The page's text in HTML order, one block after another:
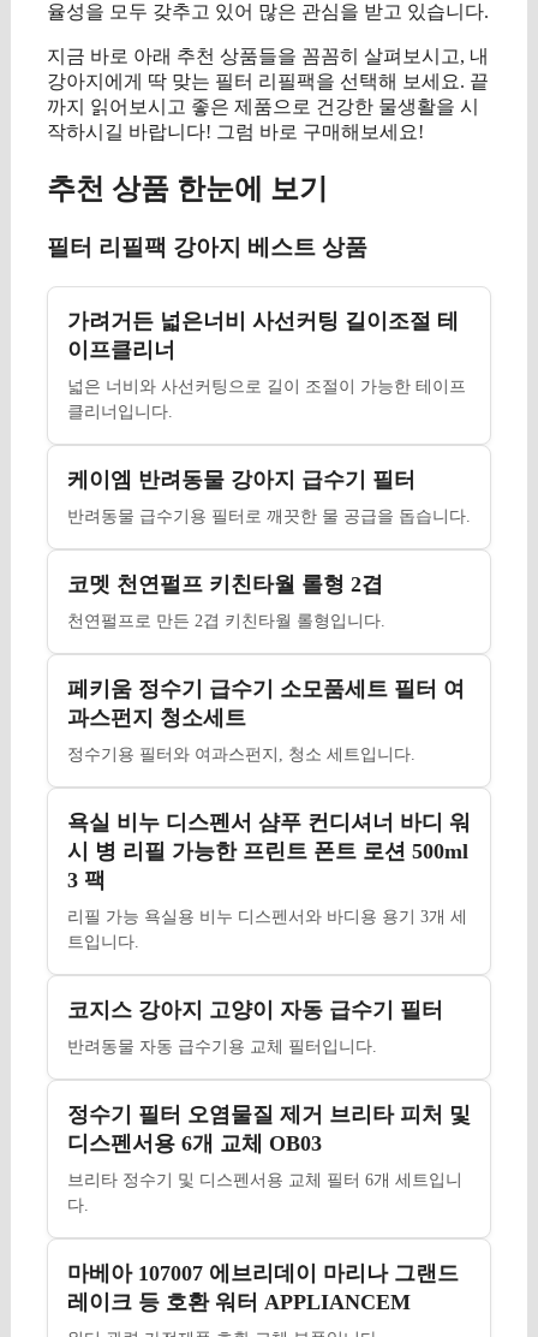
율성을 모두 갖추고 있어 많은 관심을 받고 있습니다.
지금 바로 아래 추천 상품들을 꼼꼼히 살펴보시고, 내
강아지에게 딱 맞는 필터 리필팩을 선택해 보세요. 끝
까지 읽어보시고 좋은 제품으로 건강한 물생활을 시
작하시길 바랍니다! 그럼 바로 구매해보세요!
추천 상품 한눈에 보기
필터 리필팩 강아지 베스트 상품
가려거든 넓은너비 사선커팅 길이조절 테
이프클리너
넓은 너비와 사선커팅으로 길이 조절이 가능한 테이프
클리너입니다.
케이엠 반려동물 강아지 급수기 필터
반려동물 급수기용 필터로 깨끗한 물 공급을 돕습니다.
코멧 천연펄프 키친타월 롤형 2겹
천연펄프로 만든 2겹 키친타월 롤형입니다.
페키움 정수기 급수기 소모품세트 필터 여
과스펀지 청소세트
정수기용 필터와 여과스펀지, 청소 세트입니다.
욕실 비누 디스펜서 샴푸 컨디셔너 바디 워
시 병 리필 가능한 프린트 폰트 로션 500ml
3 팩
리필 가능 욕실용 비누 디스펜서와 바디용 용기 3개 세
트입니다.
코지스 강아지 고양이 자동 급수기 필터
반려동물 자동 급수기용 교체 필터입니다.
정수기 필터 오염물질 제거 브리타 피처 및
디스펜서용 6개 교체 OB03
브리타 정수기 및 디스펜서용 교체 필터 6개 세트입니
다.
마베아 107007 에브리데이 마리나 그랜드
레이크 등 호환 워터 APPLIANCEM